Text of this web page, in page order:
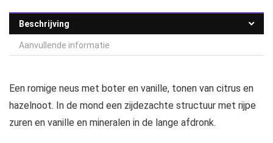
Beschrijving
Aanvullende informatie
Een romige neus met boter en vanille, tonen van citrus en
hazelnoot. In de mond een zijdezachte structuur met rijpe
zuren en vanille en mineralen in de lange afdronk.